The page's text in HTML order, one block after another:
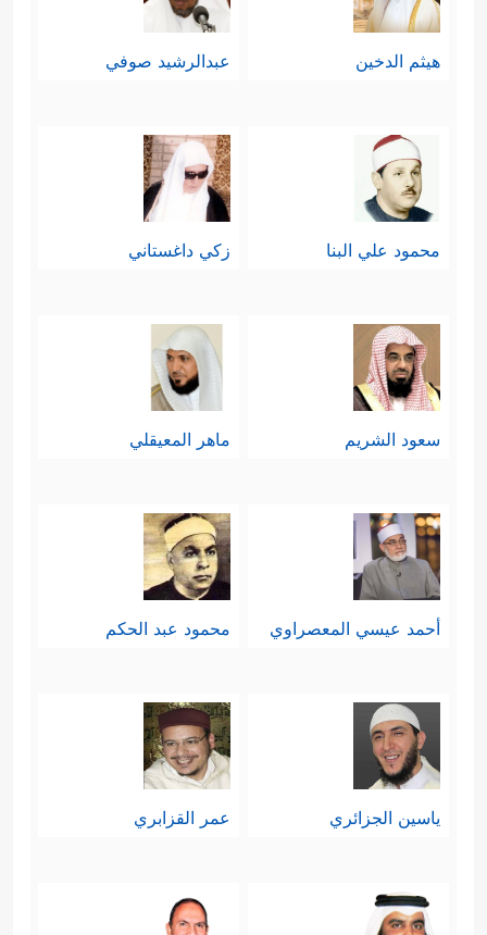
هيثم الدخين عبدالرشيد صوفي
محمود علي البنا زكي داغستاني
سعود الشريم ماهر المعيقلي
أحمد عيسي المعصراوي محمود عبد الحكم
ياسين الجزائري عمر القزابري